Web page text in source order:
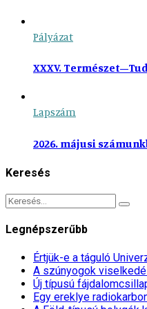
Pályázat
XXXV.
Lapszám
2026. májusi
Keresés
Legnépszerűbb
Értjük-e a táguló
A szúnyogok
Új típusú
Egy ereklye